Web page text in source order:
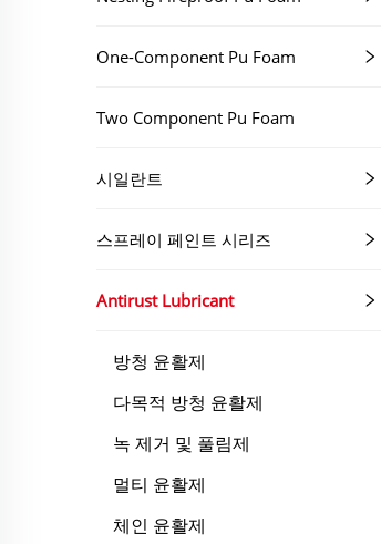
One-Component Pu Foam
Two Component Pu Foam
시일란트
스프레이 페인트 시리즈
Antirust Lubricant
방청 윤활제
다목적 방청 윤활제
녹 제거 및 풀림제
멀티 윤활제
체인 윤활제